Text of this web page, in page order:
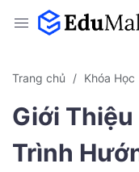
Trang chủ Khóa Học
Giới Thiệu
Trình